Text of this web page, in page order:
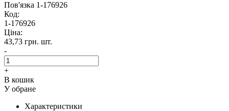
Пов'язка 1-176926
Код:
1-176926
Ціна:
43,73 грн. шт.
-
+
В кошик
У обране
Характеристики